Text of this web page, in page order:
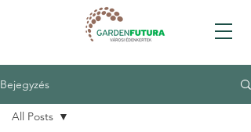
Bejegyzés
All Posts